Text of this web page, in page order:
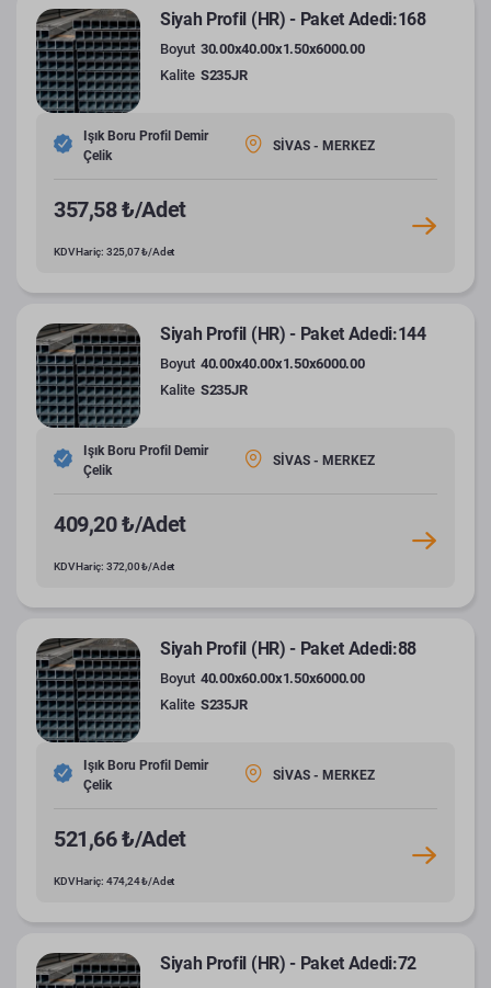
Siyah Profil (HR) - Paket Adedi:168
Boyut 30.00x40.00x1.50x6000.00
Kalite S235JR
Işık Boru Profil Demir
Çelik
SİVAS - MERKEZ
357,58 ₺/Adet
KDV Hariç: 325,07 ₺/Adet
Siyah Profil (HR) - Paket Adedi:144
Boyut 40.00x40.00x1.50x6000.00
Kalite S235JR
Işık Boru Profil Demir
Çelik
SİVAS - MERKEZ
409,20 ₺/Adet
KDV Hariç: 372,00 ₺/Adet
Siyah Profil (HR) - Paket Adedi:88
Boyut 40.00x60.00x1.50x6000.00
Kalite S235JR
Işık Boru Profil Demir
Çelik
SİVAS - MERKEZ
521,66 ₺/Adet
KDV Hariç: 474,24 ₺/Adet
Siyah Profil (HR) - Paket Adedi:72